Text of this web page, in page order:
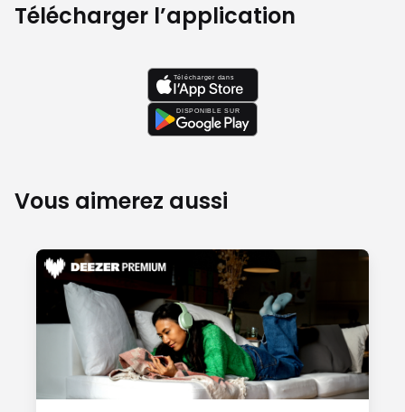
Télécharger l’application
Télécharger dans
DISPONIBLE SUR
Vous aimerez aussi